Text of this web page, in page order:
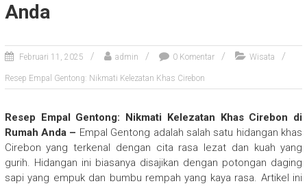
Anda
Februari 11, 2025 admin 0 Komentar Wisata
Resep Empal Gentong: Nikmati Kelezatan Khas Cirebon
Resep Empal Gentong: Nikmati Kelezatan Khas Cirebon di
Rumah Anda – Empal Gentong adalah salah satu hidangan khas
Cirebon yang terkenal dengan cita rasa lezat dan kuah yang
gurih. Hidangan ini biasanya disajikan dengan potongan daging
sapi yang empuk dan bumbu rempah yang kaya rasa. Artikel ini